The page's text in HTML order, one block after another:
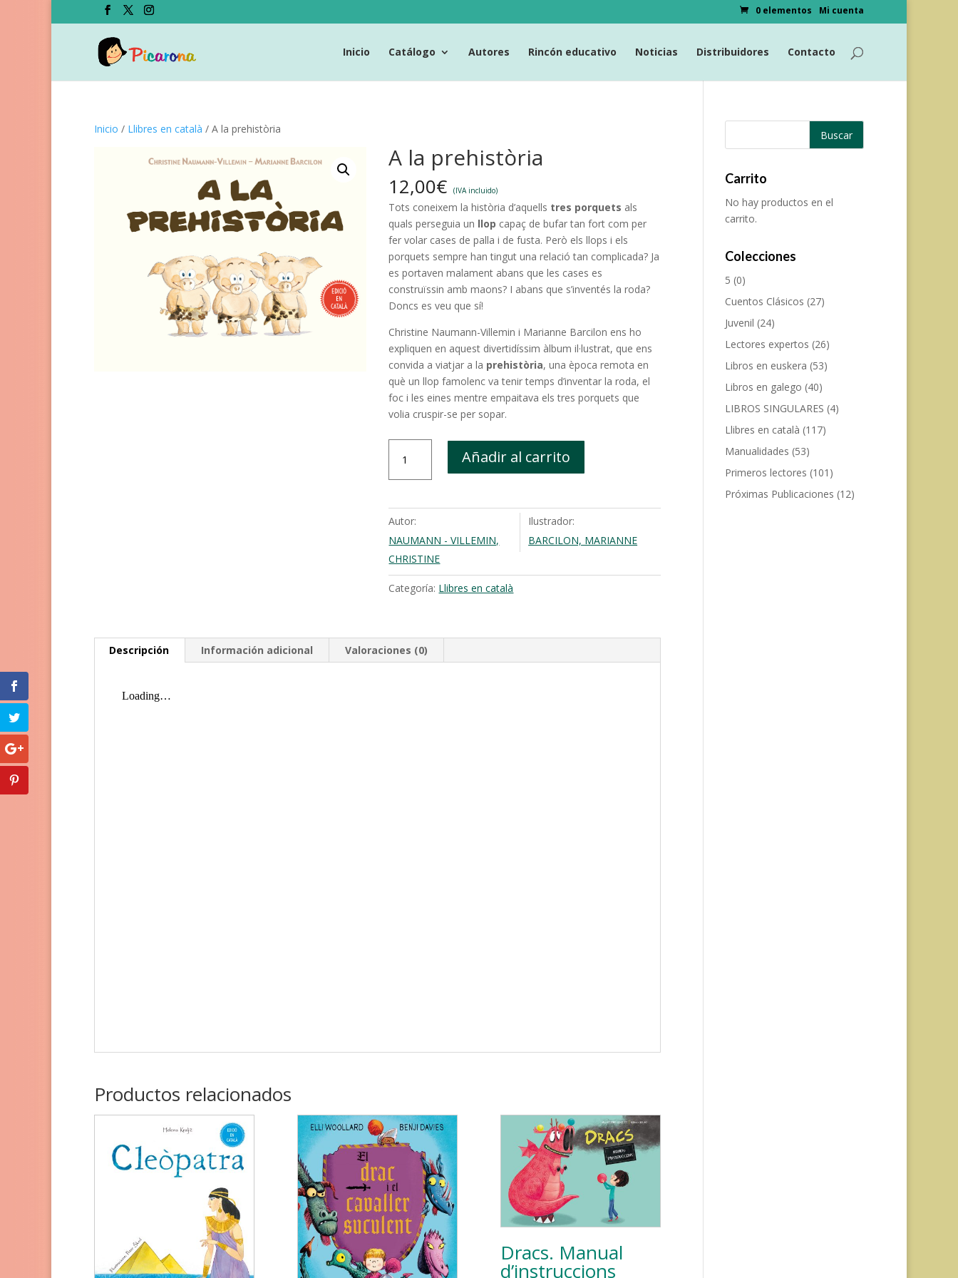
Mi cuenta
0 elementos
Inicio Catálogo Autores Rincón educativo Noticias Distribuidores Contacto
Inicio / Llibres en català / A la prehistòria
A la prehistòria
12,00€ (IVA incluido)
Tots coneixem la història d’aquells tres porquets als
quals perseguia un llop capaç de bufar tan fort com per
fer volar cases de palla i de fusta. Però els llops i els
porquets sempre han tingut una relació tan complicada? Ja
es portaven malament abans que les cases es
construïssin amb maons? I abans que s’inventés la roda?
Doncs es veu que sí!
Christine Naumann-Villemin i Marianne Barcilon ens ho
expliquen en aquest divertidíssim àlbum il·lustrat, que ens
convida a viatjar a la prehistòria, una època remota en
què un llop famolenc va tenir temps d’inventar la roda, el
foc i les eines mentre empaitava els tres porquets que
volia cruspir-se per sopar.
prehistòria
Añadir al carrito
Autor:
NAUMANN - VILLEMIN,
CHRISTINE
Ilustrador:
BARCILON, MARIANNE
Categoría: Llibres en català
Descripción Información adicional Valoraciones (0)
Productos relacionados
Dracs. Manual
d’instruccions
Carrito
No hay productos en el
carrito.
Colecciones
5 (0)
Cuentos Clásicos (27)
Juvenil (24)
Lectores expertos (26)
Libros en euskera (53)
Libros en galego (40)
LIBROS SINGULARES (4)
Llibres en català (117)
Manualidades (53)
Primeros lectores (101)
Próximas Publicaciones (12)